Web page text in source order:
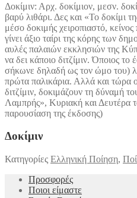
Δοκίμιν: Αρχ. δοκίμιον, μεσν.
βαρύ λιθάρι. Δες και «Το δοκίμι
μέσο δοκιμής χειροπιαστό,
γίνει άξιο ταίρι της κόρης των
αυλές παλαιών εκκλησιών της
να δει κάποιο διτζίμιν. Όποιος
σήκωνε δηλαδή ως τον ώμο του)
πρώτα παλικάρια. Αλλά και τώρα
διτζίμιν, δοκιμάζουν τη δύναμή
Λαμπρής», Κυριακή και Δευτέρα
παρουσίαση της έκδοσης)
Δοκίμιν
Κατηγορίες Ελληνική Ποίηση,
Προσφορές
Ποιοι είμαστε